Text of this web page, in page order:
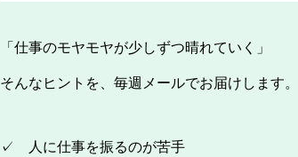
「仕事のモヤモヤが少しずつ晴れていく」
そんなヒントを、毎週メールでお届けします。
✓ 人に仕事を振るのが苦手